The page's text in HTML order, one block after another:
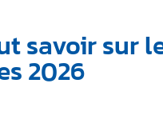
savoir sur
2026